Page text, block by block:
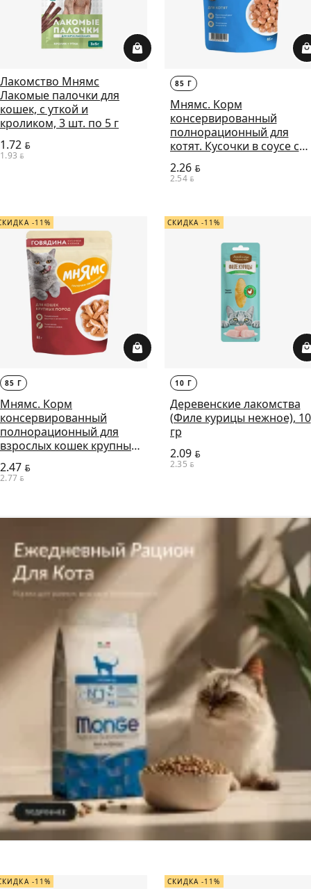
Лакомство Мнямс
Лакомые палочки для
кошек, с уткой и
кроликом, 3 шт. по 5 г
1.72 BYN
1.93 BYN
85 Г
Мнямс. Корм
консервированный
полнорационный для
котят. Кусочки в соусе с
индейкой, 85 г
2.26BYN
2.54BYN
-11%
85 Г
Мнямс. Корм
консервированный
полнорационный для
взрослых кошек крупных
пород. Кусочки в соусе с
говядиной, 85г
2.47 BYN
2.77 BYN
СКИДКА -11%
10 Г
Деревенские лакомства
(Филе курицы нежное), 10
гр
2.09BYN
2.35 BYN
-11% СКИДКА -11%